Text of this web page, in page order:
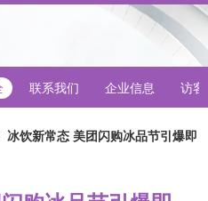
联系我们 企业信息 访客
冰饮新常态 美团闪购冰品节引爆即